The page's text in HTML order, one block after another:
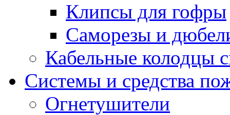
Клипсы для гофры
Саморезы и
Кабельные колодцы
Системы и средства
Огнетушители